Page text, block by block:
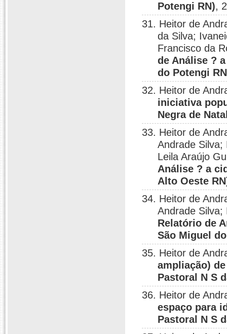
Potengi RN),
31. Heitor de
da Silva;
Francisco da
de Análise ?
do Potengi
32. Heitor de
iniciativa
Negra de
33. Heitor de
Andrade Silva;
Leila Araújo
Análise ? a
Alto Oeste
34. Heitor de
Andrade Silva;
Relatório de
São Miguel
35. Heitor de
ampliação)
Pastoral N S
36. Heitor de
espaço para
Pastoral N S